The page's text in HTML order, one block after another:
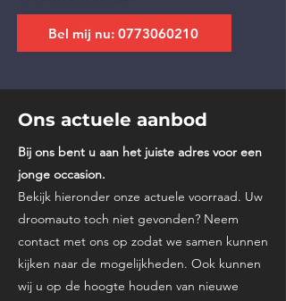
Bel mij nu: 0773060210
Ons actuele aanbod
Bij ons bent u aan het juiste adres voor een
jonge occasion.
Bekijk hieronder onze actuele voorraad. Uw
droomauto toch niet gevonden? Neem
contact met ons op zodat we samen kunnen
kijken naar de mogelijkheden. Ook kunnen
wij u op de hoogte houden van nieuwe